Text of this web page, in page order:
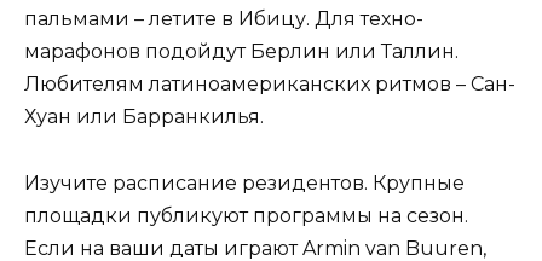
пальмами – летите в Ибицу. Для техно-
марафонов подойдут Берлин или Таллин.
Любителям латиноамериканских ритмов – Сан-
Хуан или Барранкилья.
Изучите расписание резидентов. Крупные
площадки публикуют программы на сезон.
Если на ваши даты играют Armin van Buuren,